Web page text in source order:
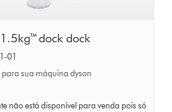
dock dock
01
para sua máquina dyson
não está disponível para venda pois só